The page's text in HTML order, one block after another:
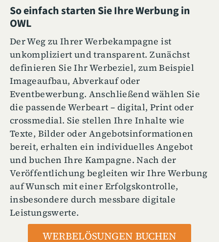
So einfach starten Sie Ihre Werbung in
OWL
Der Weg zu Ihrer Werbekampagne ist
unkompliziert und transparent. Zunächst
definieren Sie Ihr Werbeziel, zum Beispiel
Imageaufbau, Abverkauf oder
Eventbewerbung. Anschließend wählen Sie
die passende Werbeart – digital, Print oder
crossmedial. Sie stellen Ihre Inhalte wie
Texte, Bilder oder Angebotsinformationen
bereit, erhalten ein individuelles Angebot
und buchen Ihre Kampagne. Nach der
Veröffentlichung begleiten wir Ihre Werbung
auf Wunsch mit einer Erfolgskontrolle,
insbesondere durch messbare digitale
Leistungswerte.
WERBELÖSUNGEN BUCHEN